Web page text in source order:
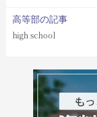
高等部の記事
high school